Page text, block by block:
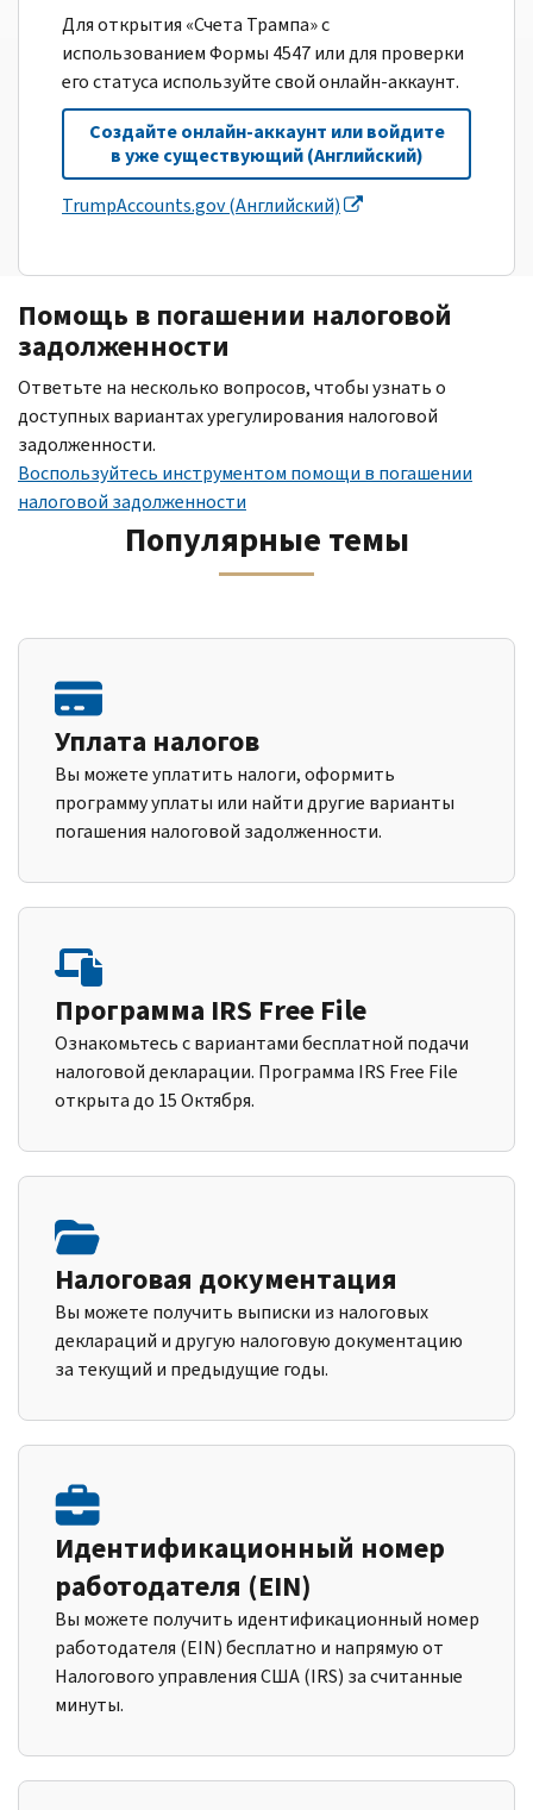
Для открытия «Счета Трампа» с
использованием Формы 4547 или для проверки
его статуса используйте свой онлайн-аккаунт.
Создайте онлайн-аккаунт или войдите
в уже существующий (Английский)
TrumpAccounts.gov (Английский)
Помощь в погашении налоговой
задолженности
Ответьте на несколько вопросов, чтобы узнать о
доступных вариантах урегулирования налоговой
задолженности.
Воспользуйтесь инструментом помощи в погашении
налоговой задолженности
Популярные темы
Уплата налогов
Вы можете уплатить налоги, оформить
программу уплаты или найти другие варианты
погашения налоговой задолженности.
Программа IRS Free File
Ознакомьтесь с вариантами бесплатной подачи
налоговой декларации. Программа IRS Free File
открыта до 15 Октября.
Налоговая документация
Вы можете получить выписки из налоговых
деклараций и другую налоговую документацию
за текущий и предыдущие годы.
Идентификационный номер
работодателя (EIN)
Вы можете получить идентификационный номер
работодателя (EIN) бесплатно и напрямую от
Налогового управления США (IRS) за считанные
минуты.